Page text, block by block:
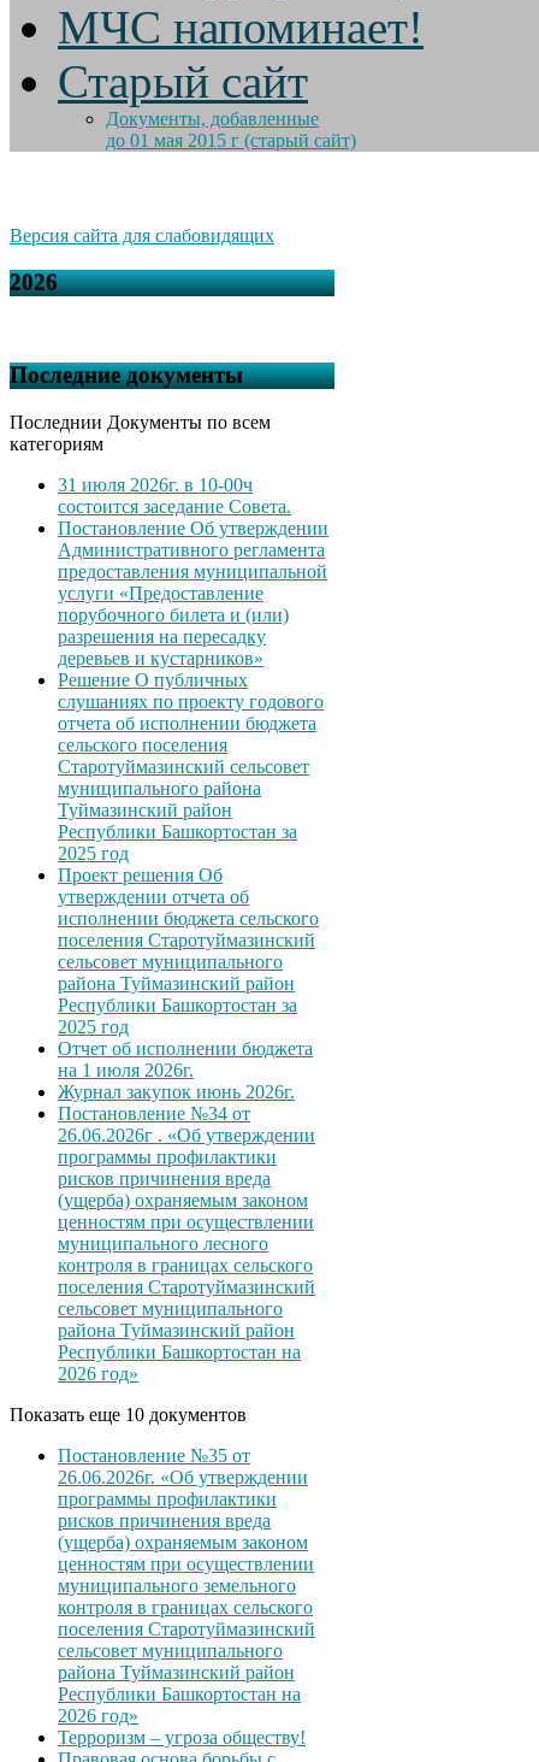
МЧС напоминает!
Старый сайт
Документы, добавленные
до 01 мая 2015 г (старый сайт)
Версия сайта для слабовидящих
2026
Последние документы
Последнии Документы по всем
категориям
31 июля 2026г. в 10-00ч
состоится заседание Совета.
Постановление Об утверждении
Административного регламента
предоставления муниципальной
услуги «Предоставление
порубочного билета и (или)
разрешения на пересадку
деревьев и кустарников»
Решение О публичных
слушаниях по проекту годового
отчета об исполнении бюджета
сельского поселения
Старотуймазинский сельсовет
муниципального района
Туймазинский район
Республики Башкортостан за
2025 год
Проект решения Об
утверждении отчета об
исполнении бюджета сельского
поселения Старотуймазинский
сельсовет муниципального
района Туймазинский район
Республики Башкортостан за
2025 год
Отчет об исполнении бюджета
на 1 июля 2026г.
Журнал закупок июнь 2026г.
Постановление №34 от
26.06.2026г . «Об утверждении
программы профилактики
рисков причинения вреда
(ущерба) охраняемым законом
ценностям при осуществлении
муниципального лесного
контроля в границах сельского
поселения Старотуймазинский
сельсовет муниципального
района Туймазинский район
Республики Башкортостан на
2026 год»
Показать еще 10 документов
Постановление №35 от
26.06.2026г. «Об утверждении
программы профилактики
рисков причинения вреда
(ущерба) охраняемым законом
ценностям при осуществлении
муниципального земельного
контроля в границах сельского
поселения Старотуймазинский
сельсовет муниципального
района Туймазинский район
Республики Башкортостан на
2026 год»
Терроризм – угроза обществу!